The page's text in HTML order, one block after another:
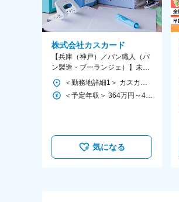
株式会社カスカード
【兵庫（神戸）／パン職人（パ
ン製造・ブーランジェ）】未経
験OK/創業60年超/定着率94％以
上
＜勤務地詳細1＞ カスカード（西宮北口工場） 住所：兵庫県西宮市深津町6番58号 勤務地最寄駅：阪急神戸線／西宮北口駅 受動喫煙対策：敷地内全面禁煙 ＜勤務地詳細2＞ カスカード（さんプラザ本店） 住所：兵庫県神戸市中央区三宮町１丁目８ さんプラザ内 勤務地最寄駅：三ノ宮駅 受動喫煙対策：敷地内全面禁煙 ＜勤務地詳細3＞ 五穀七福（名谷店） 住所：兵庫県神戸市須磨区中落合2丁目2-1 須磨パティオ 勤務地最寄駅：神戸市営地下鉄線／名谷駅 受動喫煙対策：敷地内全面禁煙 変更の範囲：会社の定める事業所
＜予定年収＞ 364万円～490万円 ＜賃金形態＞ 月給制 ※月35～45時間分のみなし残業手当（5万3千円～8万7千円）含む ＜賃金内訳＞ 月額（基本給）：207,000円～263,000円 固定残業手当/月：53,000円～87,000円（固定残業時間35時間0分/月） 超過した時間外労働の残業手当は追加支給 ＜月給＞ 260,000円～350,000円（一律手当を含む） ＜昇給有無＞ 有 ＜残業手当＞ 有 ＜給与補足＞ ＜学校卒業より3年以内＞ 月給25万円～30万円+賞与 月給には30～40時間分のみなし残業手当（4万5,000円～6万8,000円）含む ●給与欄補足 年齢や経験によって、上記の幅内にて固定残業代の相当時間や金額が異なる 超過分は、別途支給 年齢や経験を考慮し、当社規程により決定 賃金はあくまでも目安の金額であり、選考を通じて上下する可能性があります。 月給(月額)は固定手当を含めた表記です。
気になる